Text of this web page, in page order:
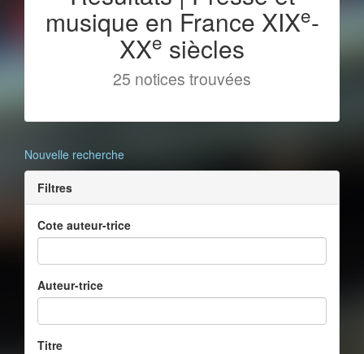
musique en France XIXe-
XXe siècles
25 notices trouvées
Nouvelle recherche
Filtres
Cote auteur-trice
Auteur-trice
Titre